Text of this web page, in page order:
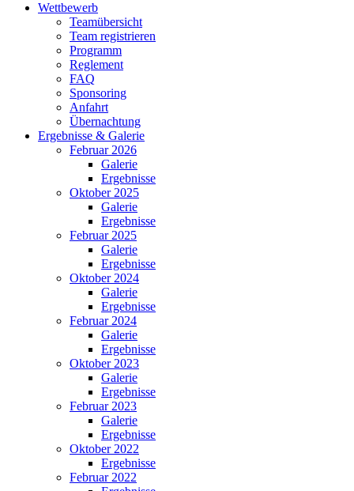
Wettbewerb
Teamübersicht
Team registrieren
Programm
Reglement
FAQ
Sponsoring
Anfahrt
Übernachtung
Ergebnisse & Galerie
Februar 2026
Galerie
Ergebnisse
Oktober 2025
Galerie
Ergebnisse
Februar 2025
Galerie
Ergebnisse
Oktober 2024
Galerie
Ergebnisse
Februar 2024
Galerie
Ergebnisse
Oktober 2023
Galerie
Ergebnisse
Februar 2023
Galerie
Ergebnisse
Oktober 2022
Ergebnisse
Februar 2022